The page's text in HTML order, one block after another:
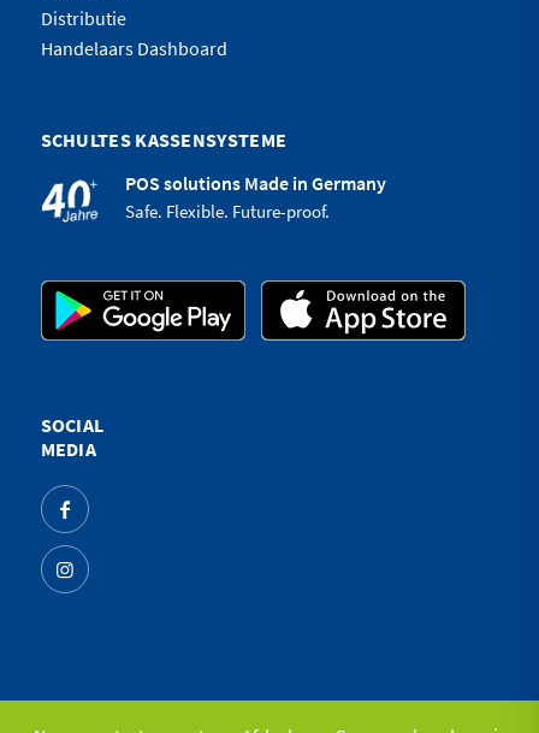
Distributie
Handelaars Dashboard
SCHULTES KASSENSYSTEME
POS solutions Made in Germany
Safe. Flexible. Future-proof.
SOCIAL
MEDIA